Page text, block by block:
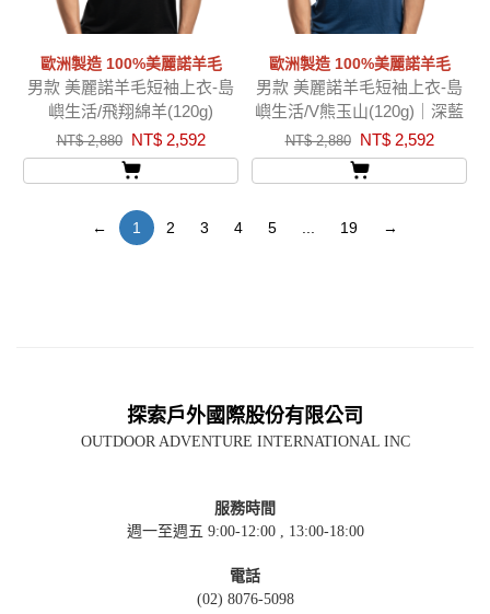
歐洲製造 100%美麗諾羊毛
男款 美麗諾羊毛短袖上衣-島
嶼生活/飛翔綿羊(120g)
NT$ 2,880 NT$ 2,592
歐洲製造 100%美麗諾羊毛
男款 美麗諾羊毛短袖上衣-島
嶼生活/V熊玉山(120g)｜深藍
NT$ 2,880 NT$ 2,592
← 1 2 3 4 5 19 →
探索戶外國際股份有限公司
OUTDOOR ADVENTURE INTERNATIONAL INC
服務時間
週一至週五 9:00-12:00 , 13:00-18:00
電話
(02) 8076-5098